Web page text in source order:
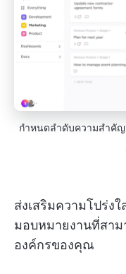
กำหนดลำดับความสำคัญ
ส่งเสริมความโปร่ง
มอบหมายงานที่สา
องค์กรของคุณ